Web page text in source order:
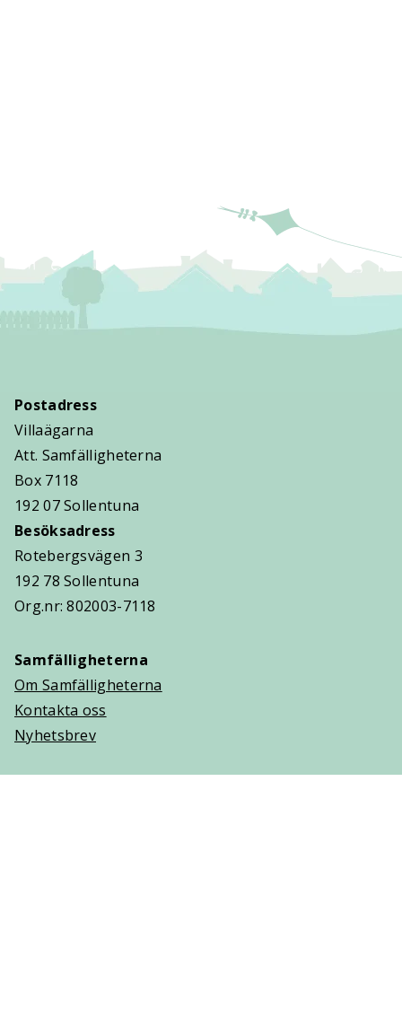
Postadress
Villaägarna
Att. Samfälligheterna
Box 7118
192 07 Sollentuna
Besöksadress
Rotebergsvägen 3
192 78 Sollentuna
Org.nr: 802003-7118
Samfälligheterna
Om Samfälligheterna
Kontakta oss
Nyhetsbrev